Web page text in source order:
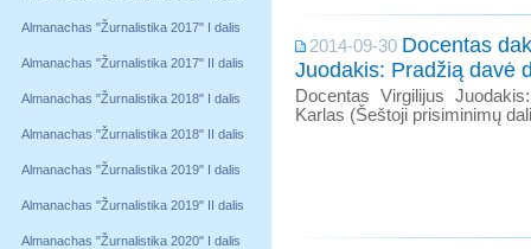
Almanachas "Žurnalistika 2017" I dalis
Almanachas "Žurnalistika 2017" II dalis
Almanachas "Žurnalistika 2018" I dalis
Almanachas "Žurnalistika 2018" II dalis
Almanachas "Žurnalistika 2019" I dalis
Almanachas "Žurnalistika 2019" II dalis
Almanachas "Žurnalistika 2020" I dalis
2014-09-30 Docentas
Juodakis: Pradžią davė
Docentas Virgilijus
Karlas (Šeštoji prisiminimų